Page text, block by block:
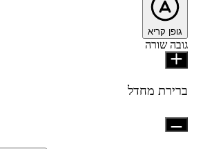
גופן קריא
גובה שורה
ברירת מחדל